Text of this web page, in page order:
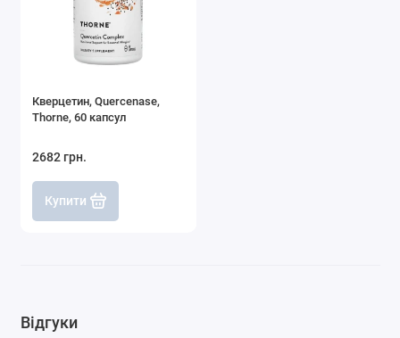
Кверцетин, Quercenase,
Thorne, 60 капсул
2682 грн.
Купити
Відгуки